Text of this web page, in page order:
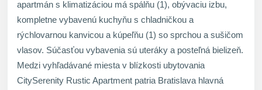
apartmán s klimatizáciou má spálňu (1), obývaciu izbu,
kompletne vybavenú kuchyňu s chladničkou a
rýchlovarnou kanvicou a kúpeľňu (1) so sprchou a sušičom
vlasov. Súčasťou vybavenia sú uteráky a posteľná bielizeň.
Medzi vyhľadávané miesta v blízkosti ubytovania
CitySerenity Rustic Apartment patria Bratislava hlavná